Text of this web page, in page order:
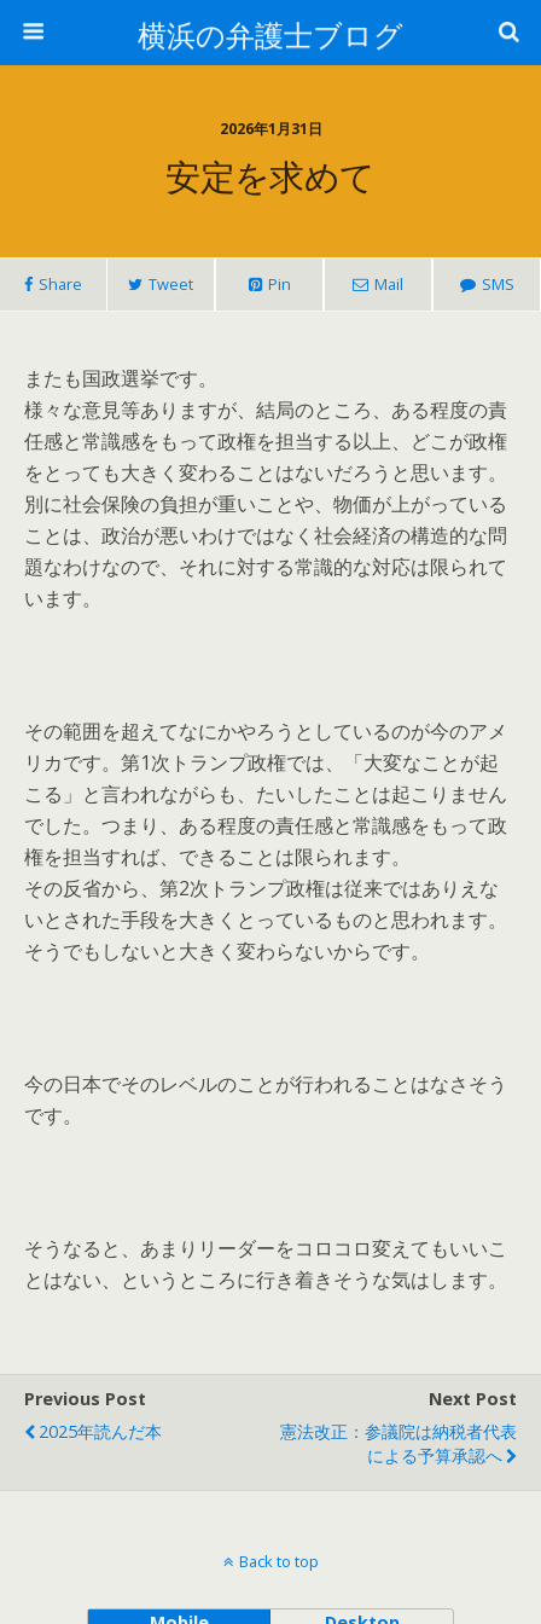
横浜の弁護士ブログ
2026年1月31日
安定を求めて
Share Tweet Pin Mail SMS
またも国政選挙です。
様々な意見等ありますが、結局のところ、ある程度の責
任感と常識感をもって政権を担当する以上、どこが政権
をとっても大きく変わることはないだろうと思います。
別に社会保険の負担が重いことや、物価が上がっている
ことは、政治が悪いわけではなく社会経済の構造的な問
題なわけなので、それに対する常識的な対応は限られて
います。
その範囲を超えてなにかやろうとしているのが今のアメ
リカです。第1次トランプ政権では、「大変なことが起
こる」と言われながらも、たいしたことは起こりません
でした。つまり、ある程度の責任感と常識感をもって政
権を担当すれば、できることは限られます。
その反省から、第2次トランプ政権は従来ではありえな
いとされた手段を大きくとっているものと思われます。
そうでもしないと大きく変わらないからです。
今の日本でそのレベルのことが行われることはなさそう
です。
そうなると、あまりリーダーをコロコロ変えてもいいこ
とはない、というところに行き着きそうな気はします。
Previous Post
2025年読んだ本
Next Post
憲法改正：参議院は納税者代表
による予算承認へ
Back to top